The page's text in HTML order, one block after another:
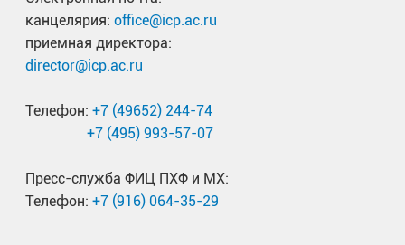
канцелярия: office@icp.ac.ru
приемная директора:
director@icp.ac.ru
Телефон: +7 (49652) 244-74
+7 (495) 993-57-07
Пресс-служба ФИЦ ПХФ и МХ:
Телефон: +7 (916) 064-35-29